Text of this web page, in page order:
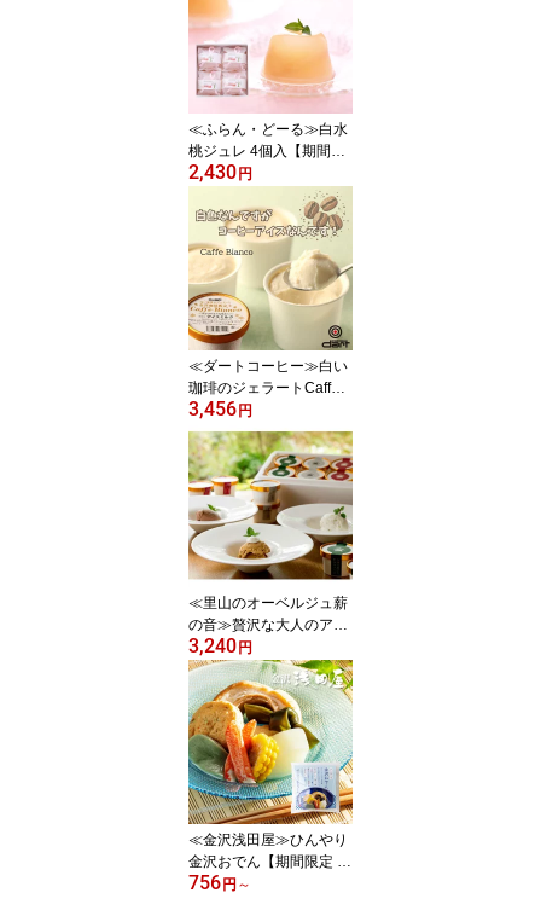
対象外】
≪ふらん・どーる≫白水
桃ジュレ 4個入【期間限
定 石川県 金沢市 涼菓 夏
ゼリー お中元 ギフト 桃
果物 岡山 おやつ 季節限
定 季節商品】
2,430円
≪ダートコーヒー≫白い
珈琲のジェラートCaffe B
ianco 104ml×6個入【金
澤珈琲 カフェビアンコ
アラビカ種100% 深煎り
金澤珈琲 本場イタリア製
高性能アイスマシーン使
用 お中元】
3,456円
≪里山のオーベルジュ薪
の音≫贅沢な大人のアイ
ス3種の味が楽しめるバ
ラエティセット100ml(3
種×2個入り)【地場もん
国民大賞 お歳暮 ギフト
ラム酒 干柿 大吟醸シャ
ーベット ショコラ 】
3,240円
≪金沢浅田屋≫ひんやり
金沢おでん【期間限定 冷
製 夏 涼の味 枝豆がんも
756円 ～